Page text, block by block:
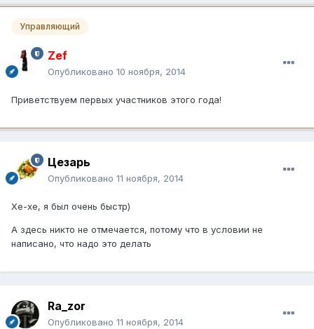
Управляющий
Zef
Опубликовано 10 ноября, 2014
Приветствуем первых участников этого года!
Цезарь
Опубликовано 11 ноября, 2014
Хе-хе, я был очень быстр)
А здесь никто не отмечается, потому что в условии не
написано, что надо это делать
Ra_zor
Опубликовано 11 ноября, 2014